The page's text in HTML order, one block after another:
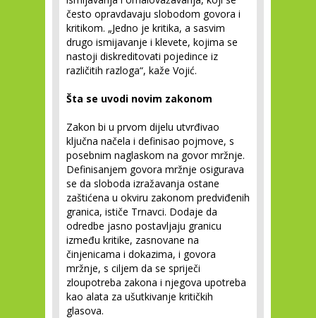
često opravdavaju slobodom govora i
kritikom. „Jedno je kritika, a sasvim
drugo ismijavanje i klevete, kojima se
nastoji diskreditovati pojedince iz
različitih razloga“, kaže Vojić.
Šta se uvodi novim zakonom
Zakon bi u prvom dijelu utvrđivao
ključna načela i definisao pojmove, s
posebnim naglaskom na govor mržnje.
Definisanjem govora mržnje osigurava
se da sloboda izražavanja ostane
zaštićena u okviru zakonom predviđenih
granica, ističe Trnavci. Dodaje da
odredbe jasno postavljaju granicu
između kritike, zasnovane na
činjenicama i dokazima, i govora
mržnje, s ciljem da se spriječi
zloupotreba zakona i njegova upotreba
kao alata za ušutkivanje kritičkih
glasova.